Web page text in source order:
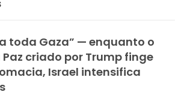
toda Gaza” — enquanto o
criado por Trump finge
Israel intensifica